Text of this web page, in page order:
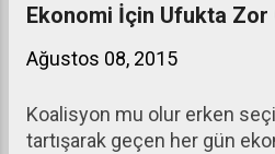
‘kalkınmamızın lokomotifi
Ekonomi İçin Ufukta Zor
Ağustos 08, 2015
Koalisyon mu olur erken
tartışarak geçen her gün